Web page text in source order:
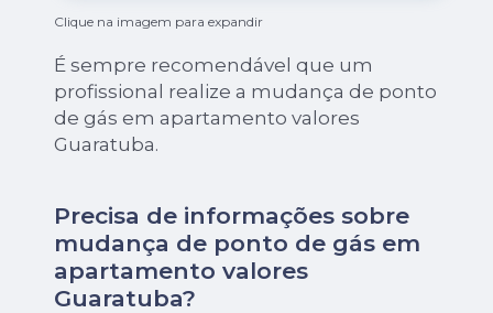
Clique na imagem para expandir
É sempre recomendável que um
profissional realize a mudança de ponto
de gás em apartamento valores
Guaratuba.
Precisa de informações sobre
mudança de ponto de gás em
apartamento valores
Guaratuba?